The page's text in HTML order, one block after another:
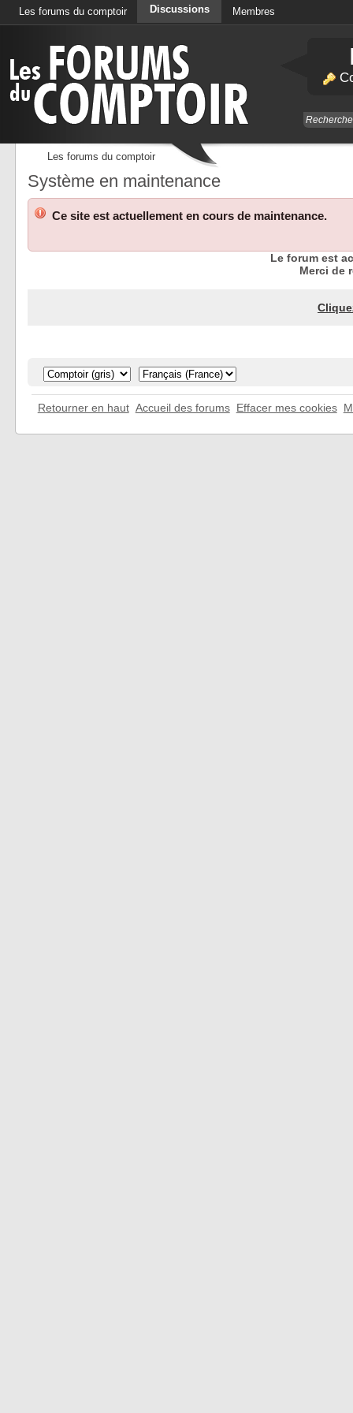
Les forums du comptoir Discussions Membres
Les forums du comptoir
Système en maintenance
Ce site est actuellement en cours de maintenance.
Le forum est
Merci de
Retourner en haut Accueil des forums Effacer mes cookies